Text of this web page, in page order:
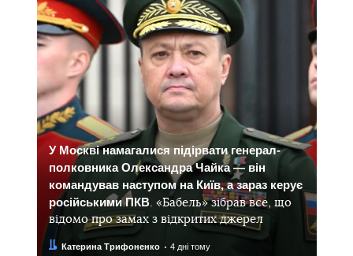
У Москві намагалися підірвати генерал-
полковника Олександра Чайка — він
командував наступом на Київ, а зараз керує
російськими ПКВ. «Бабель» зібрав все, що
відомо про замах з відкритих джерел
Автор:
Катерина Трифоненко
Дата: 4 дні тому